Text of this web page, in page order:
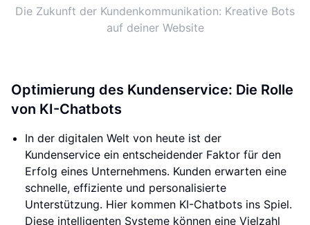
Die Zukunft der Kundenkommunikation: Kreative Bots
auf deiner Website
Optimierung des Kundenservice: Die Rolle
von KI-Chatbots
In der digitalen Welt von heute ist der
Kundenservice ein entscheidender Faktor für den
Erfolg eines Unternehmens. Kunden erwarten eine
schnelle, effiziente und personalisierte
Unterstützung. Hier kommen KI-Chatbots ins Spiel.
Diese intelligenten Systeme können eine Vielzahl